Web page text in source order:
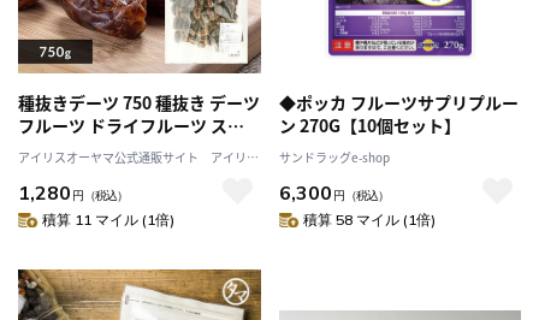
種抜きデーツ 750 種抜き デーツ
フルーツ ドライフルーツ スー
パーフルーツ 果実 長期保存
アイリスオーヤマ公式通販サイト アイリス
1,280 円 （税込）
積算 11 マイル (1倍)
◆ポッカ フルーツサプリプルー
ン 270G【10個セット】
サンドラッグe-shop
6,300 円 （税込）
積算 58 マイル (1倍)